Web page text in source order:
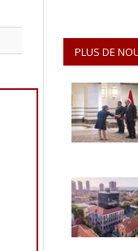
PLUS DE